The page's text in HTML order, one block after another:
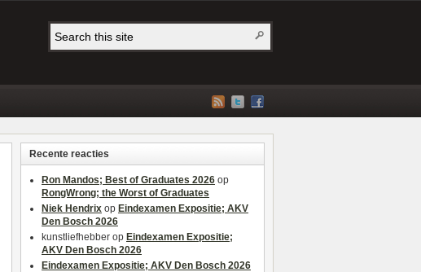
Recente reacties
Ron Mandos; Best of Graduates 2026 op
RongWrong; the Worst of Graduates
Niek Hendrix op Eindexamen Expositie; AKV
Den Bosch 2026
kunstliefhebber op Eindexamen Expositie;
AKV Den Bosch 2026
Eindexamen Expositie; AKV Den Bosch 2026